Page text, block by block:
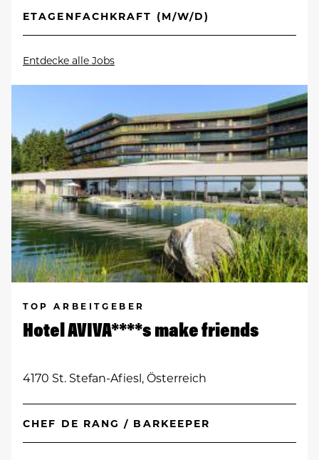
ETAGENFACHKRAFT (M/W/D)
Entdecke alle Jobs
TOP ARBEITGEBER
Hotel AVIVA****s make friends
4170 St. Stefan-Afiesl, Österreich
CHEF DE RANG / BARKEEPER